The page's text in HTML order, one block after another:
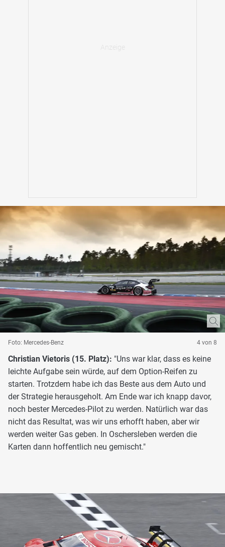
Foto: Mercedes-Benz 4 von 8
Christian Vietoris (15. Platz): "Uns war klar, dass es keine
leichte Aufgabe sein würde, auf dem Option-Reifen zu
starten. Trotzdem habe ich das Beste aus dem Auto und
der Strategie herausgeholt. Am Ende war ich knapp davor,
noch bester Mercedes-Pilot zu werden. Natürlich war das
nicht das Resultat, was wir uns erhofft haben, aber wir
werden weiter Gas geben. In Oschersleben werden die
Karten dann hoffentlich neu gemischt."